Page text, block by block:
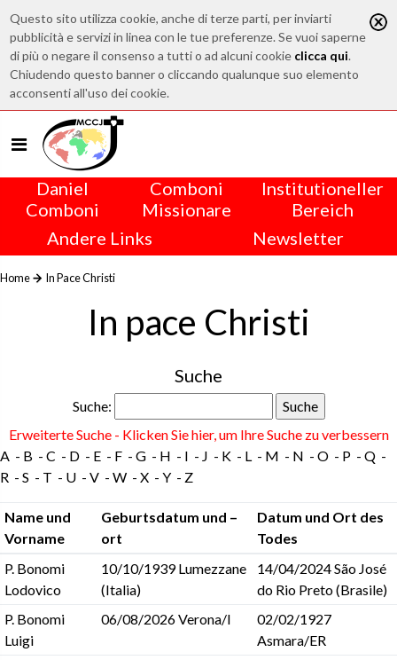
Questo sito utilizza cookie, anche di terze parti, per inviarti
pubblicità e servizi in linea con le tue preferenze. Se vuoi saperne
di più o negare il consenso a tutti o ad alcuni cookie clicca qui.
Chiudendo questo banner o cliccando qualunque suo elemento
acconsenti all'uso dei cookie.
Daniel
Comboni
Comboni
Missionare
Institutioneller
Bereich
Andere Links
Newsletter
Home In Pace Christi
In pace Christi
Suche
Suche:
Erweiterte Suche - Klicken Sie hier, um Ihre Suche zu verbessern
A
B C D E F G H I J K L M N O P
Q
R
S T U V W X Y Z
Name und
Vorname
Geburtsdatum und –
ort
Datum und Ort des
Todes
P. Bonomi
Lodovico
10/10/1939 Lumezzane
(Italia)
14/04/2024 São José
do Rio Preto (Brasile)
P. Bonomi
Luigi
06/08/2026 Verona/I
02/02/1927
Asmara/ER